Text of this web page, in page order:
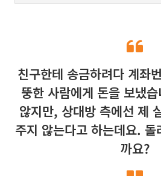
친구한테 송금하려다 계좌
뚱한 사람에게 돈을 보냈
않지만, 상대방 측에선 제
주지 않는다고 하는데요.
까요?